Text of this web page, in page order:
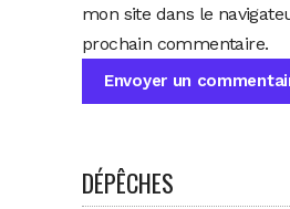
mon site dans le
prochain commentaire.
DÉPÊCHES